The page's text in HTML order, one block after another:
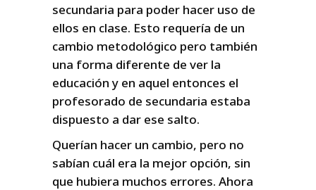
secundaria para poder hacer uso de
ellos en clase. Esto requería de un
cambio metodológico pero también
una forma diferente de ver la
educación y en aquel entonces el
profesorado de secundaria estaba
dispuesto a dar ese salto.
Querían hacer un cambio, pero no
sabían cuál era la mejor opción, sin
que hubiera muchos errores. Ahora